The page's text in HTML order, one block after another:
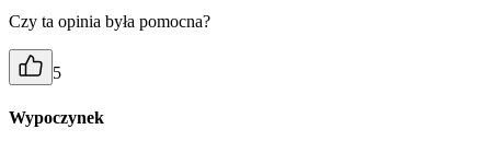
Czy ta opinia była pomocna?
5
Wypoczynek